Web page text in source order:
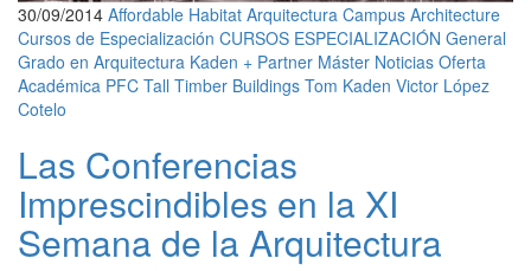
30/09/2014 Affordable Habitat Arquitectura Campus Architecture
Cursos de Especialización CURSOS ESPECIALIZACIÓN General
Grado en Arquitectura Kaden + Partner Máster Noticias Oferta
Académica PFC Tall Timber Buildings Tom Kaden Victor López
Cotelo
Las Conferencias
Imprescindibles en la XI
Semana de la Arquitectura